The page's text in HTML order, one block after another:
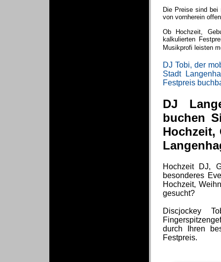
Die Preise sind
von vornherein
Ob Hochzeit,
kalkulierten
Musikprofi leisten
DJ Tobi, der
Stadt
Festpreis
DJ
buchen
Hochzeit,
Hochzeit DJ,
besonderes
Hochzeit,
gesucht?
Discjockey
durch Ihren
Festpreis.